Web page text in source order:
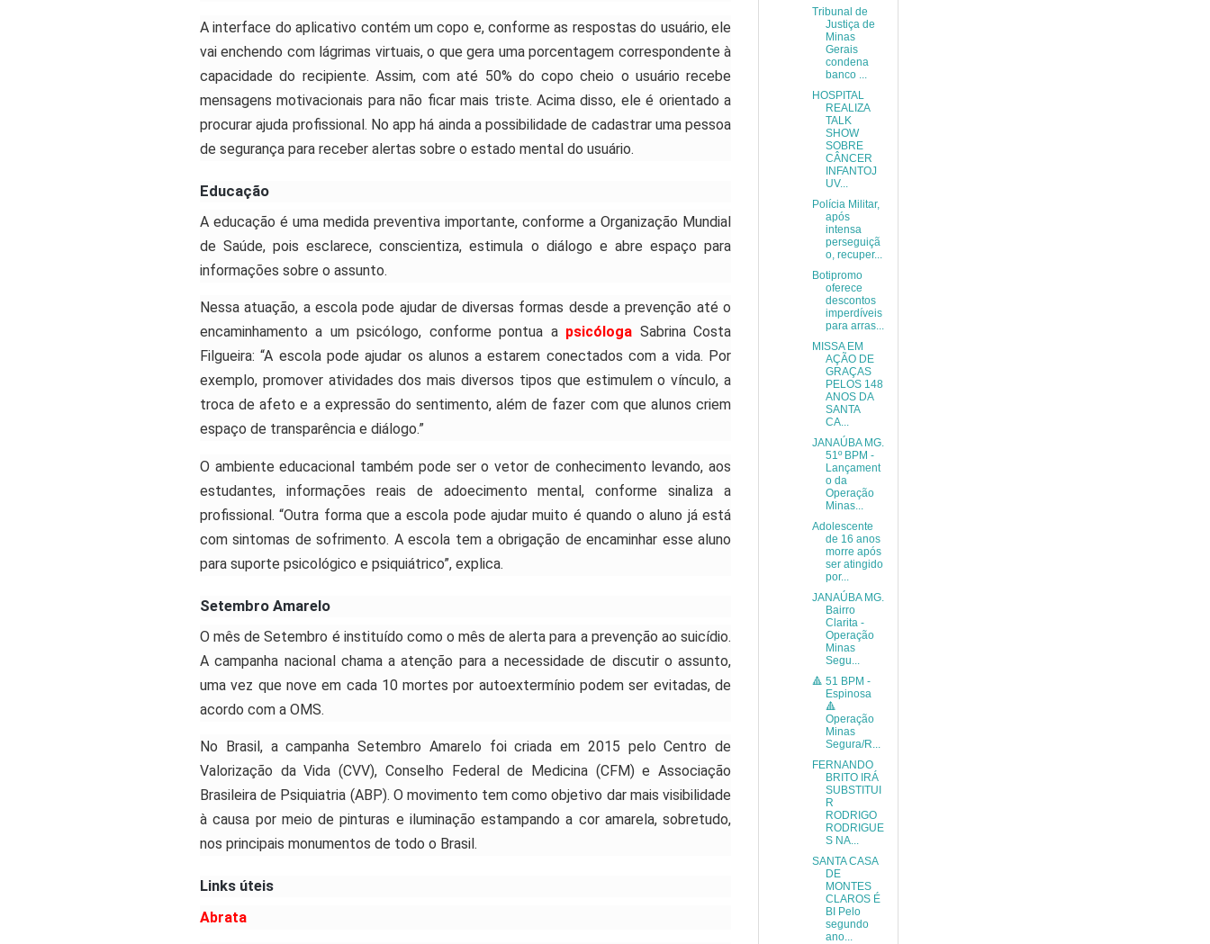
A interface do aplicativo contém um copo e, conforme as respostas do usuário, ele
vai enchendo com lágrimas virtuais, o que gera uma porcentagem correspondente à
capacidade do recipiente. Assim, com até 50% do copo cheio o usuário recebe
mensagens motivacionais para não ficar mais triste. Acima disso, ele é orientado a
procurar ajuda profissional. No app há ainda a possibilidade de cadastrar uma pessoa
de segurança para receber alertas sobre o estado mental do usuário.
Educação
A educação é uma medida preventiva importante, conforme a Organização Mundial
de Saúde, pois esclarece, conscientiza, estimula o diálogo e abre espaço para
informações sobre o assunto.
Nessa atuação, a escola pode ajudar de diversas formas desde a prevenção até o
encaminhamento a um psicólogo, conforme pontua a psicóloga Sabrina Costa
Filgueira: “A escola pode ajudar os alunos a estarem conectados com a vida. Por
exemplo, promover atividades dos mais diversos tipos que estimulem o vínculo, a
troca de afeto e a expressão do sentimento, além de fazer com que alunos criem
espaço de transparência e diálogo.”
O ambiente educacional também pode ser o vetor de conhecimento levando, aos
estudantes, informações reais de adoecimento mental, conforme sinaliza a
profissional. “Outra forma que a escola pode ajudar muito é quando o aluno já está
com sintomas de sofrimento. A escola tem a obrigação de encaminhar esse aluno
para suporte psicológico e psiquiátrico”, explica.
Setembro Amarelo
O mês de Setembro é instituído como o mês de alerta para a prevenção ao suicídio.
A campanha nacional chama a atenção para a necessidade de discutir o assunto,
uma vez que nove em cada 10 mortes por autoextermínio podem ser evitadas, de
acordo com a OMS.
No Brasil, a campanha Setembro Amarelo foi criada em 2015 pelo Centro de
Valorização da Vida (CVV), Conselho Federal de Medicina (CFM) e Associação
Brasileira de Psiquiatria (ABP). O movimento tem como objetivo dar mais visibilidade
à causa por meio de pinturas e iluminação estampando a cor amarela, sobretudo,
nos principais monumentos de todo o Brasil.
Links úteis
Abrata
Tribunal de
Justiça de
Minas
Gerais
condena
banco ...
HOSPITAL
REALIZA
TALK
SHOW
SOBRE
CÂNCER
INFANTOJ
UV...
Polícia Militar,
após
intensa
perseguiçã
o, recuper...
Botipromo
oferece
descontos
imperdíveis
para arras...
MISSA EM
AÇÃO DE
GRAÇAS
PELOS 148
ANOS DA
SANTA
CA...
JANAÚBA MG.
51º BPM -
Lançament
o da
Operação
Minas...
Adolescente
de 16 anos
morre após
ser atingido
por...
JANAÚBA MG.
Bairro
Clarita -
Operação
Minas
Segu...
🔺 51 BPM -
Espinosa
🔺
Operação
Minas
Segura/R...
FERNANDO
BRITO IRÁ
SUBSTITUI
R
RODRIGO
RODRIGUE
S NA...
SANTA CASA
DE
MONTES
CLAROS É
BI Pelo
segundo
ano...